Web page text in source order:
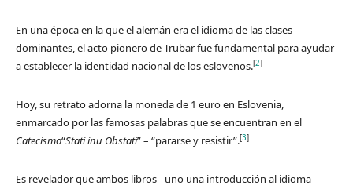
En una época en la que el alemán era el idioma de las clases
dominantes, el acto pionero de Trubar fue fundamental para ayudar
a establecer la identidad nacional de los eslovenos.[2]
Hoy, su retrato adorna la moneda de 1 euro en Eslovenia,
enmarcado por las famosas palabras que se encuentran en el
Catecismo“Stati inu Obstati” – “pararse y resistir”.[3]
Es revelador que ambos libros –uno una introducción al idioma